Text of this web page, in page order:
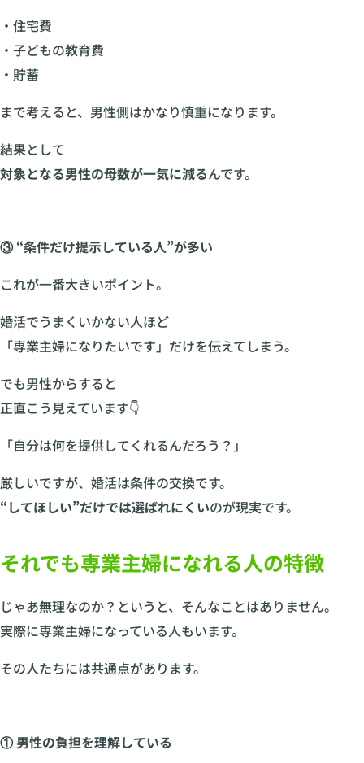
・住宅費
・子どもの教育費
・貯蓄
まで考えると、男性側はかなり慎重になります。
結果として
対象となる男性の母数が一気に減るんです。
③ “条件だけ提示している人”が多い
これが一番大きいポイント。
婚活でうまくいかない人ほど
「専業主婦になりたいです」だけを伝えてしまう。
でも男性からすると
正直こう見えています👇
「自分は何を提供してくれるんだろう？」
厳しいですが、婚活は条件の交換です。
“してほしい”だけでは選ばれにくいのが現実です。
それでも専業主婦になれる人の特徴
じゃあ無理なのか？というと、そんなことはありません。
実際に専業主婦になっている人もいます。
その人たちには共通点があります。
① 男性の負担を理解している